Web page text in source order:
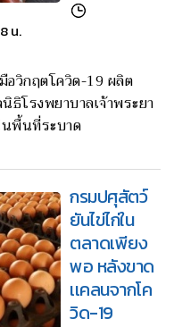
น.
อวิกฤตโควิด-19 ผลิต
โรงพยาบาลเจ้าพระยา
พื้นที่ระบาด
กรมปศุสัตว์
ยันไข่ไก่ใน
ตลาดเพียง
พอ หลังขาด
เเคลนจากโค
วิด-19